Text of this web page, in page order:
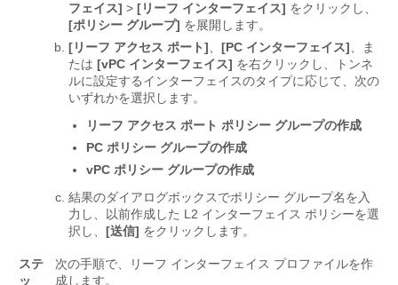
フェイス] > [リーフ インターフェイス] をクリックし、
[ポリシー グループ] を展開します。
[リーフ アクセス ポート]
[PC インターフェイス] 、ま
たは [vPC インターフェイス] を右クリックし、トンネ
ルに設定するインターフェイスのタイプに応じて、次の
いずれかを選択します。
リーフ アクセス ポート ポリシー グループの作成
PC ポリシー グループの作成
vPC ポリシー グループの作成
結果のダイアログボックスでポリシー グループ名を入
力し、以前作成した L2 インターフェイス ポリシーを選
択し、 [送信] をクリックします。
ステ
ッ
次の手順で、リーフ インターフェイス プロファイルを作
成します。